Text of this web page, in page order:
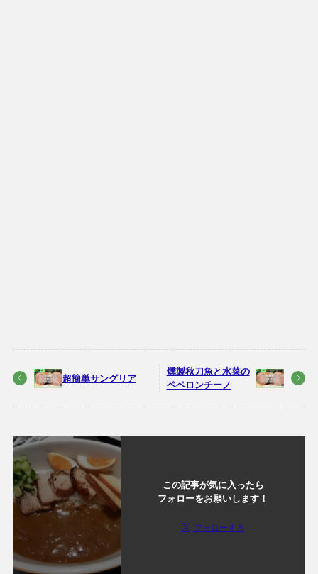
超簡単サングリア
燻製秋刀魚と水菜の
ペペロンチーノ
この記事が気に入ったら
フォローをお願いします！
フォローする